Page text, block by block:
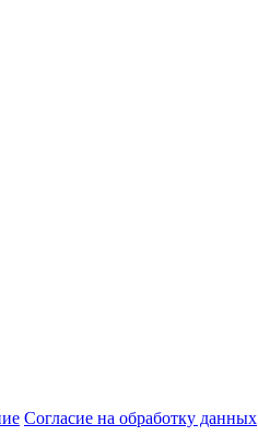
Согласие на обработку данных